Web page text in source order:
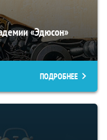
«Эдюсон»
ПОДРОБНЕЕ